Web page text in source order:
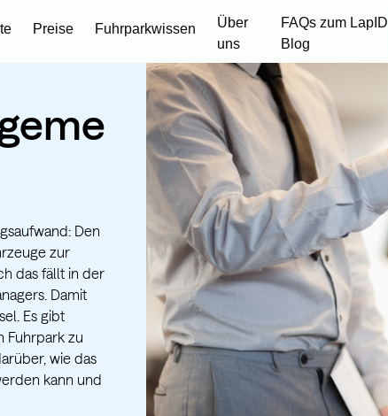
Preise Fuhrparkwissen
Über
uns
FAQs zum LapID
Blog
Den
zur
das fällt in der
Damit
Es gibt
Fuhrpark zu
wie das
kann und